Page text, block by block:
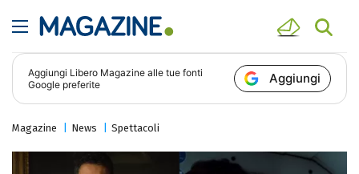
Aggiungi Libero Magazine alle tue fonti
Google preferite
Aggiungi
Magazine News Spettacoli